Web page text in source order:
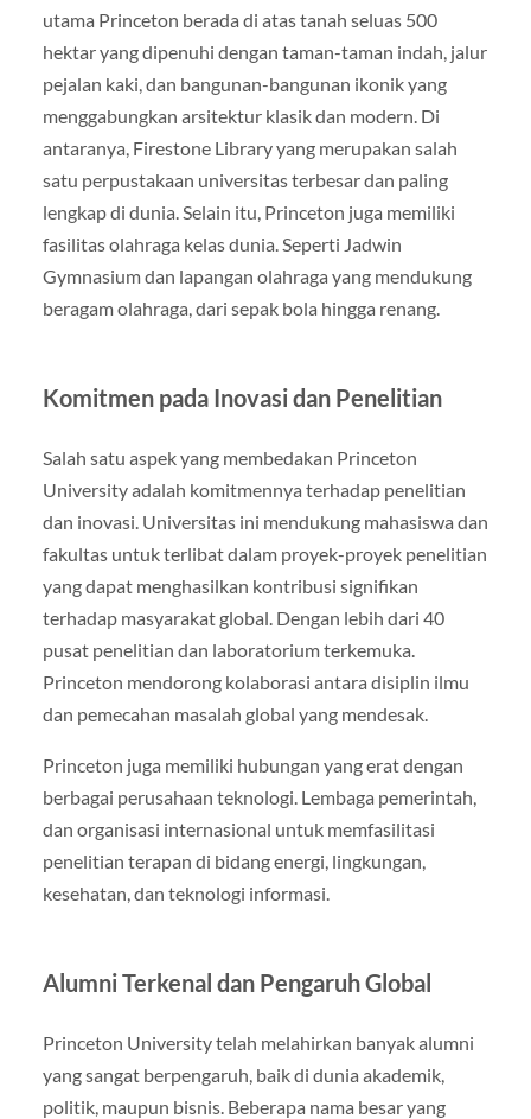
utama Princeton berada di atas tanah seluas 500
hektar yang dipenuhi dengan taman-taman indah, jalur
pejalan kaki, dan bangunan-bangunan ikonik yang
menggabungkan arsitektur klasik dan modern. Di
antaranya, Firestone Library yang merupakan salah
satu perpustakaan universitas terbesar dan paling
lengkap di dunia. Selain itu, Princeton juga memiliki
fasilitas olahraga kelas dunia. Seperti Jadwin
Gymnasium dan lapangan olahraga yang mendukung
beragam olahraga, dari sepak bola hingga renang.
Komitmen pada Inovasi dan Penelitian
Salah satu aspek yang membedakan Princeton
University adalah komitmennya terhadap penelitian
dan inovasi. Universitas ini mendukung mahasiswa dan
fakultas untuk terlibat dalam proyek-proyek penelitian
yang dapat menghasilkan kontribusi signifikan
terhadap masyarakat global. Dengan lebih dari 40
pusat penelitian dan laboratorium terkemuka.
Princeton mendorong kolaborasi antara disiplin ilmu
dan pemecahan masalah global yang mendesak.
Princeton juga memiliki hubungan yang erat dengan
berbagai perusahaan teknologi. Lembaga pemerintah,
dan organisasi internasional untuk memfasilitasi
penelitian terapan di bidang energi, lingkungan,
kesehatan, dan teknologi informasi.
Alumni Terkenal dan Pengaruh Global
Princeton University telah melahirkan banyak alumni
yang sangat berpengaruh, baik di dunia akademik,
politik, maupun bisnis. Beberapa nama besar yang